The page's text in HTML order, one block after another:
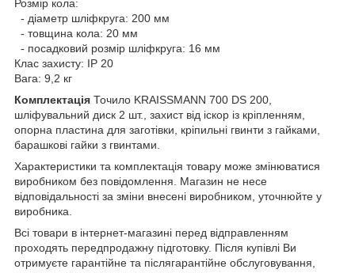
Розмір кола:
- діаметр шліфкруга: 200 мм
- товщина кола: 20 мм
- посадковий розмір шліфкруга: 16 мм
Клас захисту: IP 20
Вага: 9,2 кг
Комплектація Точило KRAISSMANN 700 DS 200,
шліфувальний диск 2 шт., захист від іскор із кріпленням,
опорна пластина для заготівки, кріпильні гвинти з гайками,
барашкові гайки з гвинтами.
Характеристики та комплектація товару може змінюватися
виробником без повідомлення. Магазин не несе
відповідальності за зміни внесені виробником, уточнюйте у
виробника.
Всі товари в інтернет-магазині перед відправленням
проходять передпродажну підготовку. Після купівлі Ви
отримуєте гарантійне та післягарантійне обслуговування,